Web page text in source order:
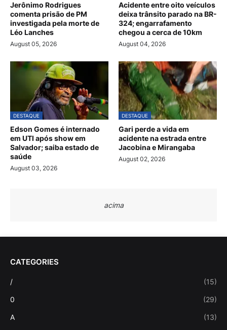
Jerônimo Rodrigues
comenta prisão de PM
investigada pela morte de
Léo Lanches
August 05, 2026
Acidente entre oito veículos
deixa trânsito parado na BR-
324; engarrafamento
chegou a cerca de 10km
August 04, 2026
DESTAQUE
Edson Gomes é internado
em UTI após show em
Salvador; saiba estado de
saúde
August 03, 2026
DESTAQUE
Gari perde a vida em
acidente na estrada entre
Jacobina e Mirangaba
August 02, 2026
acima
CATEGORIES
/ (15)
0 (29)
A (13)